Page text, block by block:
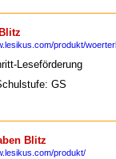
produkt/
Leseförderung
GS
Blitz
produkt/